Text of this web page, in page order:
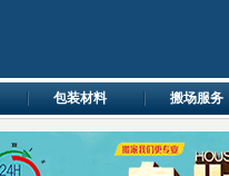
包装材料 搬场服务